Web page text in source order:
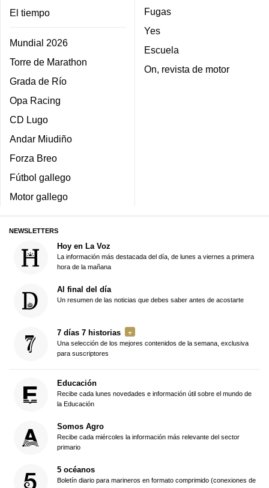
El tiempo
Mundial 2026
Torre de Marathon
Grada de Río
Opa Racing
CD Lugo
Andar Miudiño
Forza Breo
Fútbol gallego
Motor gallego
Fugas
Yes
Escuela
On, revista de motor
NEWSLETTERS
Hoy en La Voz
La información más destacada del día, de lunes a viernes a primera
hora de la mañana
Al final del día
Un resumen de las noticias que debes saber antes de acostarte
7 días 7 historias
Una selección de los mejores contenidos de la semana, exclusiva
para suscriptores
Educación
Recibe cada lunes novedades e información útil sobre el mundo de
la Educación
Somos Agro
Recibe cada miércoles la información más relevante del sector
primario
5 océanos
Boletín diario para marineros en formato comprimido (conexiones de